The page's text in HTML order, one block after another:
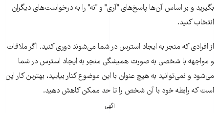
بگیرید و بر اساس آن‌ها پاسخ‌های "آری" و "نه" را به درخواست‌های دیگران
انتخاب کنید.
از افرادی که منجر به ایجاد استرس در شما می‌شوند دوری کنید. اگر ملاقات
و مواجهه با شخصی به صورت همیشگی منجر به ایجاد استرس در شما
می‌شود و نمی‌توانید به هیچ عنوان با این موضوع کنار بیایید، بهترین کار این
است که رابطه خود با آن شخص را تا حد ممکن کاهش دهید.
آگهی